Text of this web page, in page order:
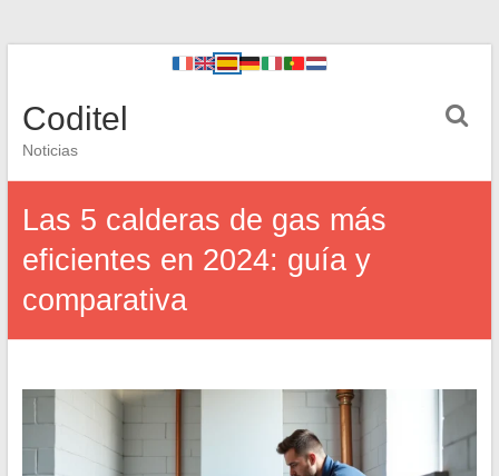
Coditel
Noticias
Las 5 calderas de gas más
eficientes en 2024: guía y
comparativa